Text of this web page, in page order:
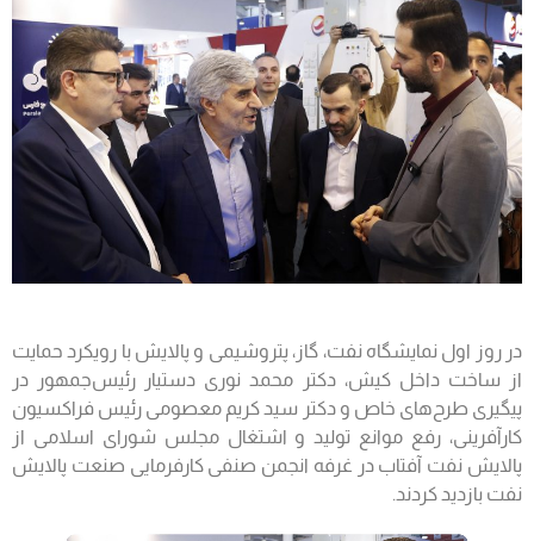
در روز اول نمایشگاه نفت، گاز، پتروشیمی و پالایش با رویکرد حمایت
از ساخت داخل کیش، دکتر محمد نوری دستیار رئیس‌جمهور در
پیگیری طرح‌های خاص و دکتر سید کریم معصومی رئیس فراکسیون
کارآفرینی، رفع موانع تولید و اشتغال مجلس شورای اسلامی از
پالایش نفت آفتاب در غرفه انجمن صنفی کارفرمایی صنعت پالایش
نفت بازدید کردند.